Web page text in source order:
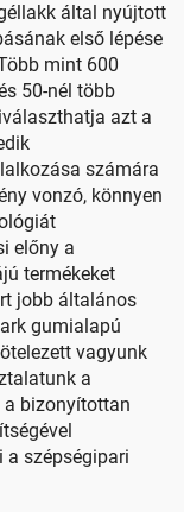
által nyújtott
első lépése
mint 600
50-nél több
azt a
számára
vonzó, könnyen
előny a
termékeket
jobb általános
gumialapú
vagyunk
a
a bizonyítottan
a szépségipari